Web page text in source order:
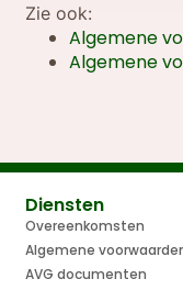
Zie ook:
Algemene
Algemene
Diensten
Overeenkomsten
Algemene
AVG documenten